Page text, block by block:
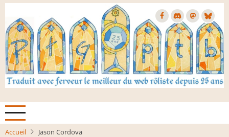
Aller
contenu
principal
Accueil Jason Cordova